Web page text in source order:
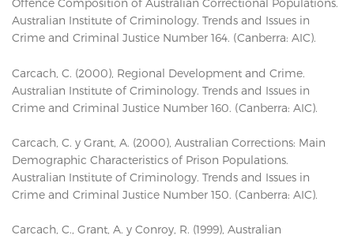
Offence Composition of Australian Correctional Populations.
Australian Institute of Criminology. Trends and Issues in
Crime and Criminal Justice Number 164. (Canberra: AIC).
Carcach, C. (2000), Regional Development and Crime.
Australian Institute of Criminology. Trends and Issues in
Crime and Criminal Justice Number 160. (Canberra: AIC).
Carcach, C. y Grant, A. (2000), Australian Corrections: Main
Demographic Characteristics of Prison Populations.
Australian Institute of Criminology. Trends and Issues in
Crime and Criminal Justice Number 150. (Canberra: AIC).
Carcach, C., Grant, A. y Conroy, R. (1999), Australian